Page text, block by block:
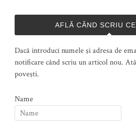
AFLĂ CÂND SCRIU
Dacă introduci numele şi adresa de
notificare când scriu un articol nou.
poveşti.
Name